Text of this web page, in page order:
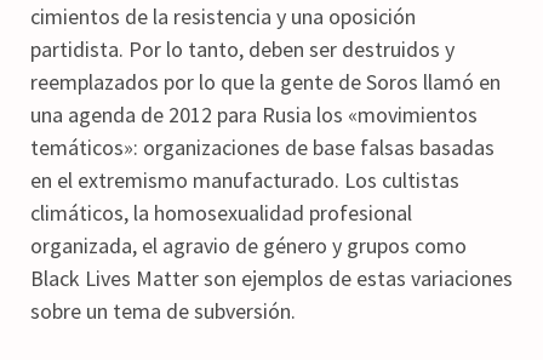
cimientos de la resistencia y una oposición
partidista. Por lo tanto, deben ser destruidos y
reemplazados por lo que la gente de Soros llamó en
una agenda de 2012 para Rusia los «movimientos
temáticos»: organizaciones de base falsas basadas
en el extremismo manufacturado. Los cultistas
climáticos, la homosexualidad profesional
organizada, el agravio de género y grupos como
Black Lives Matter son ejemplos de estas variaciones
sobre un tema de subversión.